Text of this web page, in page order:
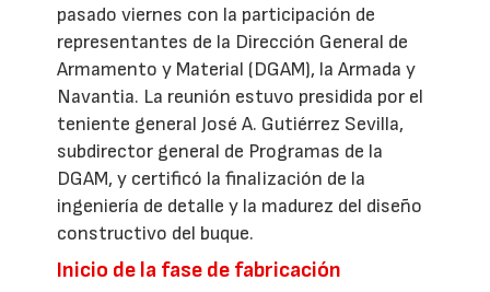
pasado viernes con la participación de
representantes de la Dirección General de
Armamento y Material (DGAM), la Armada y
Navantia. La reunión estuvo presidida por el
teniente general José A. Gutiérrez Sevilla,
subdirector general de Programas de la
DGAM, y certificó la finalización de la
ingeniería de detalle y la madurez del diseño
constructivo del buque.
Inicio de la fase de fabricación